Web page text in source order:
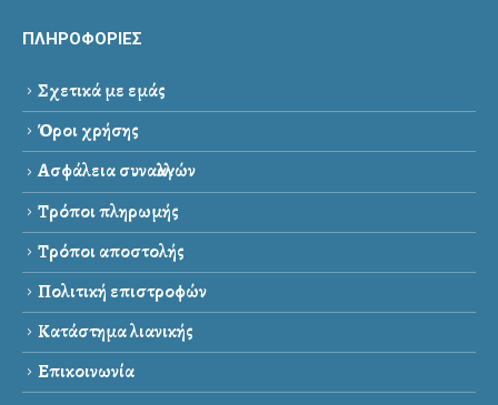
ΠΛΗΡΟΦΟΡΙΕΣ
Σχετικά με εμάς
Όροι χρήσης
Ασφάλεια συναλλαγών
Τρόποι πληρωμής
Τρόποι αποστολής
Πολιτική επιστροφών
Κατάστημα λιανικής
Επικοινωνία